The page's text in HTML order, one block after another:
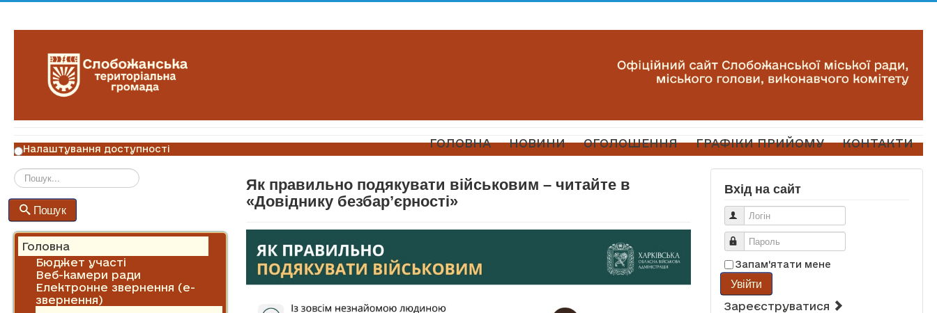
ГОЛОВНА НОВИНИ ОГОЛОШЕННЯ ГРАФІКИ ПРИЙОМУ КОНТАКТИ
Налаштування доступності
Пошук
Головна
Бюджет участі
Веб-камери ради
Електронне звернення (е-
звернення)
Як правильно подякувати військовим – читайте в
«Довіднику безбар’єрності»
Вхід на сайт
Логін
Пароль
Запам'ятати мене
Увійти
Зареєструватися